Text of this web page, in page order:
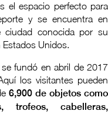
el espacio perfecto para
y se encuentra en
ciudad conocida por su
Unidos.
fundó en abril de 2017
los visitantes pueden
6,900 de objetos como
trofeos, cabelleras,